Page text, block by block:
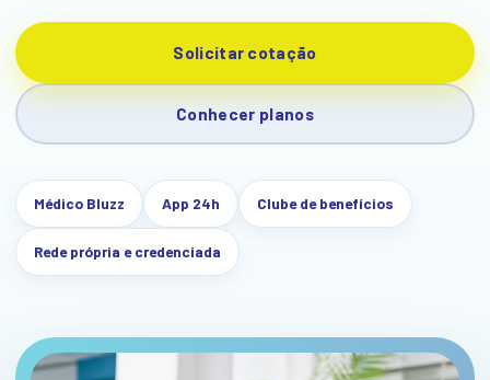
Solicitar cotação
Conhecer planos
Médico Bluzz App 24h Clube de benefícios
Rede própria e credenciada